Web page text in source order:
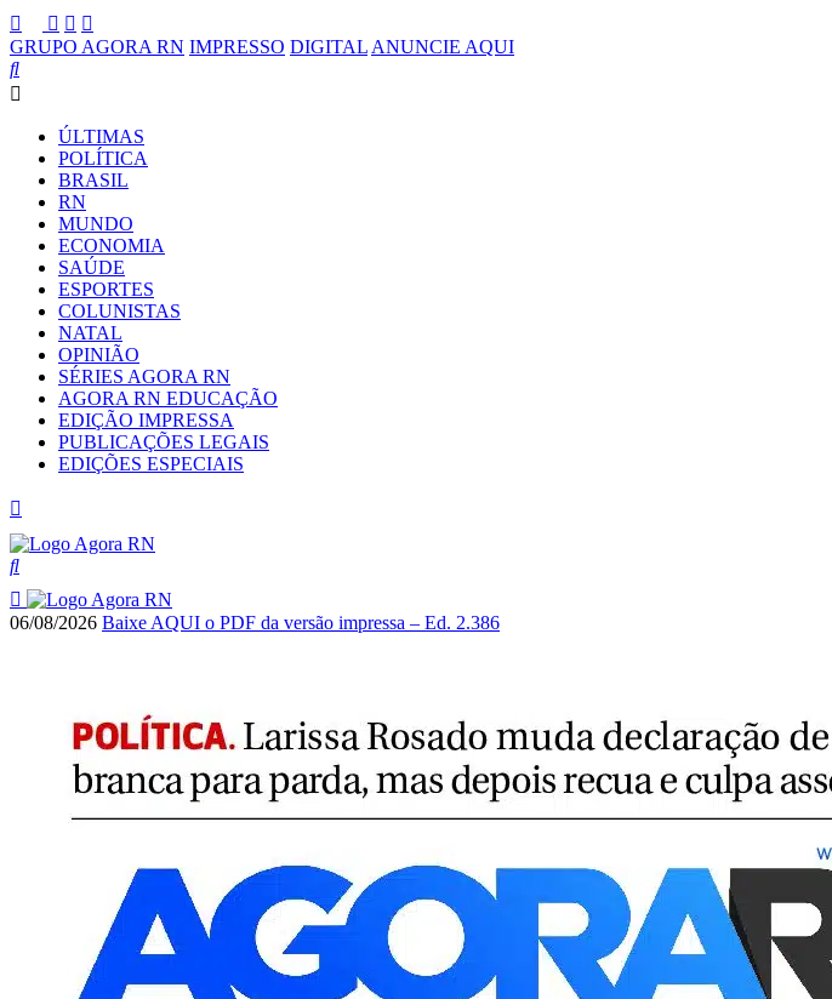
GRUPO AGORA RN IMPRESSO DIGITAL ANUNCIE AQUI
ÚLTIMAS
POLÍTICA
BRASIL
RN
MUNDO
ECONOMIA
SAÚDE
ESPORTES
COLUNISTAS
NATAL
OPINIÃO
SÉRIES AGORA RN
AGORA RN EDUCAÇÃO
EDIÇÃO IMPRESSA
PUBLICAÇÕES LEGAIS
EDIÇÕES ESPECIAIS
06/08/2026 Baixe AQUI o PDF da versão impressa – Ed. 2.386